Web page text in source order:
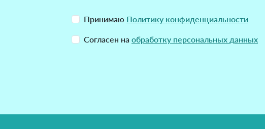
Принимаю Политику конфиденциальности
Согласен на обработку персональных данных